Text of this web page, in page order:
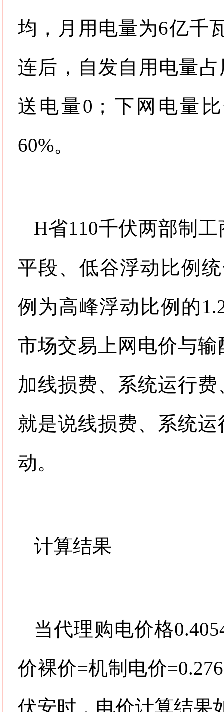
均，月用电量为6亿千
连后，自发自用电量
送电量0 ；下网电量
60%。
H省110千伏两部制
平段、低谷浮动比例
例为高峰浮动比例的
市场交易上网电价与
加线损费、系统运行
就是说线损费、系统
动。
计算结果
当代理购电价格
价裸价=机制电价=0.276
伏安时，电价计算结果